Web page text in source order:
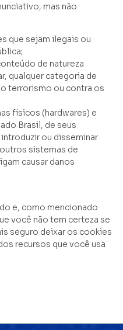
mas não
que sejam ilegais ou
de natureza
qualquer categoria de
terrorismo ou contra os
físicos (hardwares) e
Brasil, de seus
ou disseminar
sistemas de
causar danos
e, como mencionado
você não tem certeza se
seguro deixar os cookies
recursos que você usa